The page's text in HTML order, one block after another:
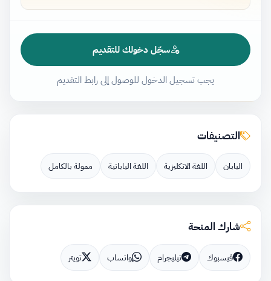
سجّل دخولك للتقديم
يجب تسجيل الدخول للوصول إلى رابط التقديم
التصنيفات
اليابان اللغة الانكليزية اللغة اليابانية ممولة بالكامل
شارك المنحة
فيسبوك تيليجرام واتساب تويتر